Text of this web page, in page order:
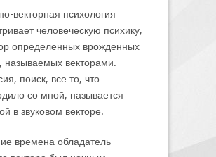
векторная психология
человеческую психику,
определенных врожденных
называемых векторами.
поиск, все то, что
со мной, называется
в звуковом векторе.
времена обладатель